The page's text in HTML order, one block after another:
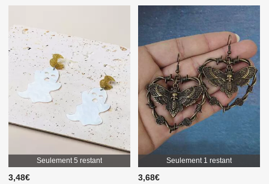
Seulement 5 restant
3,48€
Seulement 1 restant
3,68€